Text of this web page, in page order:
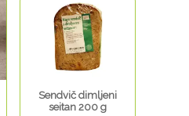
Sendvič dimljeni
seitan 200 g